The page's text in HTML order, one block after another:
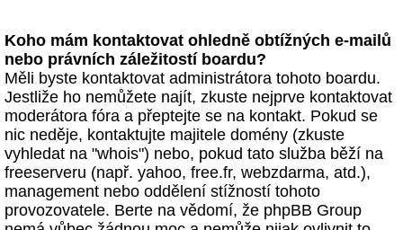
Koho mám kontaktovat ohledně obtížných e-mailů
nebo právních záležitostí boardu?
Měli byste kontaktovat administrátora tohoto boardu.
Jestliže ho nemůžete najít, zkuste nejprve kontaktovat
moderátora fóra a přeptejte se na kontakt. Pokud se
nic neděje, kontaktujte majitele domény (zkuste
vyhledat na "whois") nebo, pokud tato služba běží na
freeserveru (např. yahoo, free.fr, webzdarma, atd.),
management nebo oddělení stížností tohoto
provozovatele. Berte na vědomí, že phpBB Group